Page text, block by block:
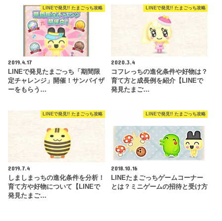
LINEで発見!! たまごっち攻略
2019.4.17
LINEで発見たまごっち「期間限
定チャレンジ」開催！サンバイザ
ーをもらう…
LINEで発見!! たまごっち攻略
2020.3.4
コフレっちの進化条件や好物は？
育て方と成長例を紹介【LINEで
発見たまご…
LINEで発見!! たまごっち攻略
2019.7.4
しましまっちの進化条件を分析！
育て方や好物について【LINEで
発見たまご…
LINEで発見!! たまごっち攻略
2018.10.16
LINEたまごっちゲームコーナー
とは？ミニゲームの招待と受け方